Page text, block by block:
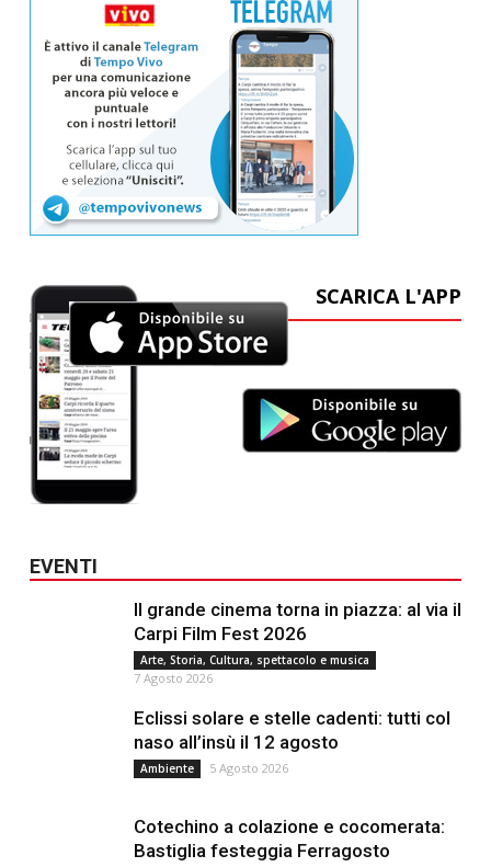
SCARICA L'APP
EVENTI
Il grande cinema torna in piazza: al via il
Carpi Film Fest 2026
Arte, Storia, Cultura, spettacolo e musica
7 Agosto 2026
Eclissi solare e stelle cadenti: tutti col
naso all’insù il 12 agosto
Ambiente 5 Agosto 2026
Cotechino a colazione e cocomerata:
Bastiglia festeggia Ferragosto